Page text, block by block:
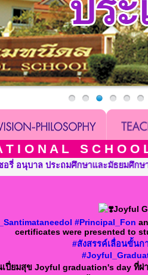
T I O N A L S C H O
International School
Joyful
#Principal_Fon
certificates were presented to
#สังสรรค์เลื่อนขั้นก
เปี่ยมสุข Joyful graduation's day ที่